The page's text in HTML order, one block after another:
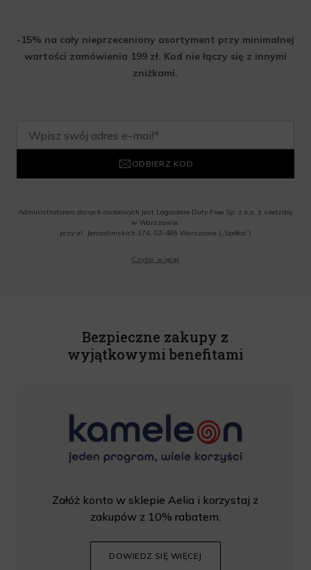
-15% na cały nieprzeceniony asortyment przy minimalnej
wartości zamówienia 199 zł. Kod nie łączy się z innymi
zniżkami.
ODBIERZ KOD
Administratorem danych osobowych jest Lagardere Duty Free Sp. z o.o. z siedzibą
w Warszawie,
przy al. Jerozolimskich 174, 02-486 Warszawa („Spółka”)
o.o. informacji handlowych, w tym newslettera, informacji o promocjach i
Czytaj więcej
Bezpieczne zakupy z
wyjątkowymi benefitami
Załóż konto w sklepie Aelia i korzystaj z
zakupów z 10% rabatem.
DOWIEDZ SIĘ WIĘCEJ